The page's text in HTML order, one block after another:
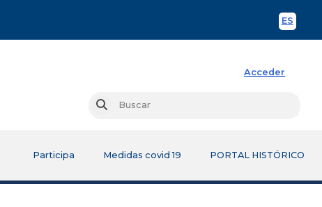
ES
Acceder
Buscar
Participa Medidas covid 19 PORTAL HISTÓRICO